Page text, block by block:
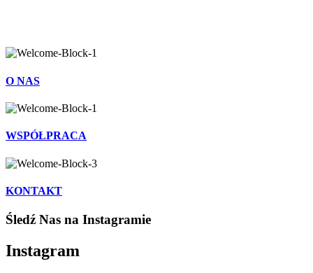
O NAS
WSPÓŁPRACA
KONTAKT
Śledź Nas na Instagramie
Instagram